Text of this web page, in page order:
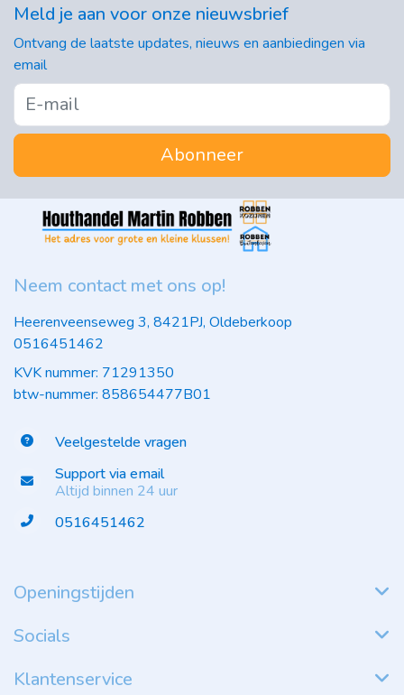
Meld je aan voor onze nieuwsbrief
Ontvang de laatste updates, nieuws en aanbiedingen via
email
Abonneer
Neem contact met ons op!
Heerenveenseweg 3, 8421PJ, Oldeberkoop
0516451462
KVK nummer: 71291350
btw-nummer: 858654477B01
Veelgestelde vragen
Support via email
Altijd binnen 24 uur
0516451462
Openingstijden
Socials
Klantenservice